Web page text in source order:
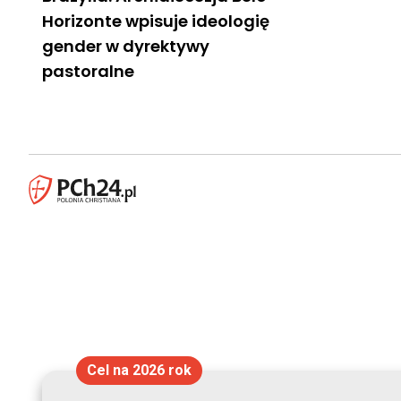
Horizonte wpisuje ideologię
gender w dyrektywy
pastoralne
Cel na 2026 rok